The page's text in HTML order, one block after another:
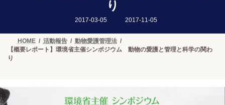
り
2017-03-05
最
時
2017-11-05
HOME 活動報告
動物愛護管理法
【概要レポート】環境省主催シンポジウム 動物の愛護と管理と科学の関わ
り